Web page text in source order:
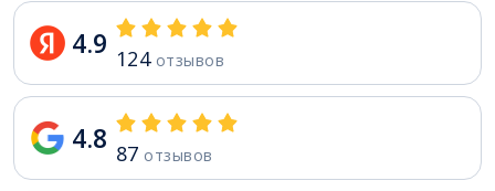
4.9 124отзывов
4.8 87 отзывов